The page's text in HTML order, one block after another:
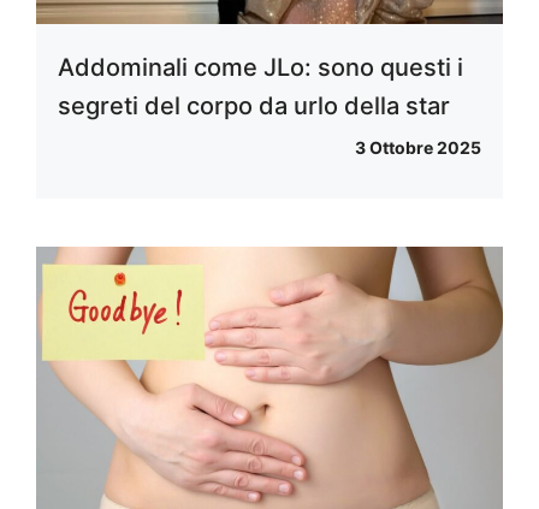
Addominali come JLo: sono questi i
segreti del corpo da urlo della star
3 Ottobre 2025